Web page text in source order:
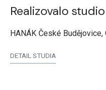
Realizovalo studio
HANÁK České
DETAIL STUDIA